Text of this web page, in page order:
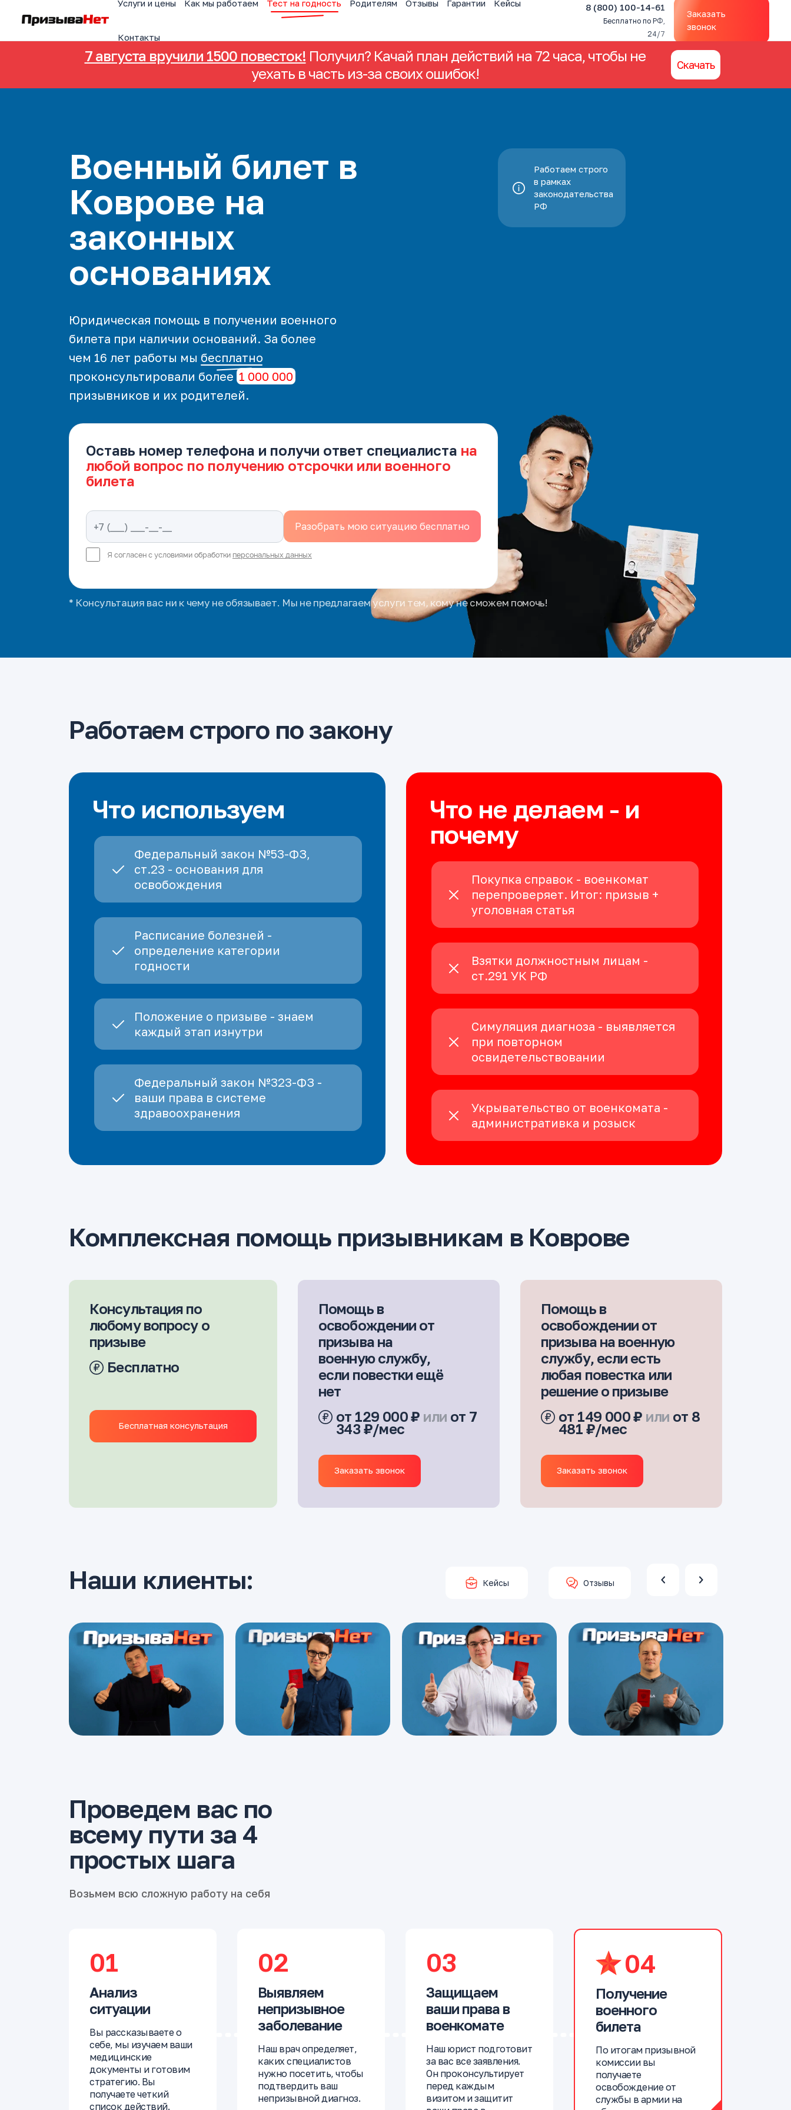
Услуги и цены Как мы работаем Тест на годность Родителям Отзывы Гарантии Кейсы
Контакты
8 (800) 100-14-61
Бесплатно по РФ,
24/7
Заказать
звонок
7 августа вручили 1500 повесток! Получил? Качай план действий на 72 часа, чтобы не
уехать в часть из-за своих ошибок!
Скачать
Военный билет в
Коврове на
законных
основаниях
Юридическая помощь в получении военного
билета при наличии оснований. За более
чем 16 лет работы мы бесплатно
проконсультировали более 1 000 000
призывников и их родителей.
Оставь номер телефона и получи ответ специалиста на
любой вопрос по получению отсрочки или военного
билета
Я согласен с условиями обработки персональных данных
Работаем строго
в рамках
законодательства
РФ
* Консультация вас ни к чему не обязывает. Мы не предлагаем услуги тем, кому не сможем помочь!
Работаем строго по закону
Что используем
Федеральный закон №53-ФЗ,
ст.23 - основания для
освобождения
Расписание болезней -
определение категории
годности
Положение о призыве - знаем
каждый этап изнутри
Федеральный закон №323-ФЗ -
ваши права в системе
здравоохранения
Что не делаем - и
почему
Покупка справок - военкомат
перепроверяет. Итог: призыв +
уголовная статья
Взятки должностным лицам -
ст.291 УК РФ
Симуляция диагноза - выявляется
при повторном
освидетельствовании
Укрывательство от военкомата -
административка и розыск
Комплексная помощь призывникам в Коврове
Консультация по
любому вопросу о
призыве
Бесплатно
Бесплатная консультация
Помощь в
освобождении от
призыва на
военную службу,
если повестки ещё
нет
от 129 000 ₽ или от 7
343 ₽/мес
Заказать звонок
Помощь в
освобождении от
призыва на военную
службу, если есть
любая повестка или
решение о призыве
от 149 000 ₽ или от 8
481 ₽/мес
Заказать звонок
Наши клиенты: Кейсы Отзывы
Проведем вас по
всему пути за 4
простых шага
Возьмем всю сложную работу на себя
01
Анализ
ситуации
Вы рассказываете о
себе, мы изучаем ваши
медицинские
документы и готовим
стратегию. Вы
получаете четкий
список действий.
02
Выявляем
непризывное
заболевание
Наш врач определяет,
каких специалистов
нужно посетить, чтобы
подтвердить ваш
непризывной диагноз.
03
Защищаем
ваши права в
военкомате
Наш юрист подготовит
за вас все заявления.
Он проконсультирует
перед каждым
визитом и защитит
04
Получение
военного
билета
По итогам призывной
комиссии вы
получаете
освобождение от
службы в армии на